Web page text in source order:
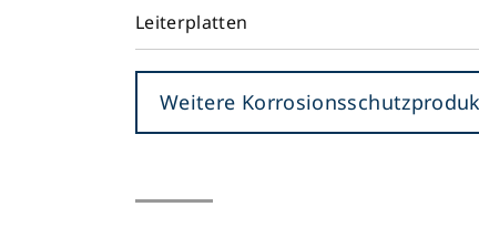
Leiterplatten
Weitere